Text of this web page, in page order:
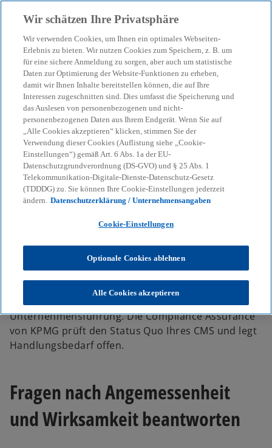
menu search
Compliance Assurance
Compliance Management Systeme: Elemente,
Bedeutung für Ihr Unternehmen und daraus
resultierende Vorteile
KPMG Dienstleistungen
Audit
Sustainability Reporting & Governance
Compliance
Compliance Assurance
Compliance Management Systeme (CMS) haben sich
in der unternehmerischen Praxis etabliert, um
gesetzlichen und regulatorischen Anforderungen
gerecht zu werden. CMS sind angesichts der
zahlreichen zu beobachtenden Compliance-Fälle
ratsam als fester Bestandteil einer guten
Unternehmensführung. Die Compliance Assurance
von KPMG prüft den Status Quo Ihres CMS und legt
Handlungsbedarf offen.
Fragen nach Angemessenheit
und Wirksamkeit beantworten
Wir schätzen Ihre Privatsphäre
Wir verwenden Cookies, um Ihnen ein optimales Webseiten-
Erlebnis zu bieten. Wir nutzen Cookies zum Speichern, z. B. um
für eine sichere Anmeldung zu sorgen, aber auch um statistische
Daten zur Optimierung der Website-Funktionen zu erheben,
damit wir Ihnen Inhalte bereitstellen können, die auf Ihre
Interessen zugeschnitten sind. Dies umfasst die Speicherung und
das Auslesen von personenbezogenen und nicht-
personenbezogenen Daten aus Ihrem Endgerät. Wenn Sie auf
„Alle Cookies akzeptieren“ klicken, stimmen Sie der
Verwendung dieser Cookies (Auflistung siehe „Cookie-
Einstellungen“) gemäß Art. 6 Abs. 1a der EU-
Datenschutzgrundverordnung (DS-GVO) und § 25 Abs. 1
Telekommunikation-Digitale-Dienste-Datenschutz-Gesetz
(TDDDG) zu. Sie können Ihre Cookie-Einstellungen jederzeit
ändern. Datenschutzerklärung / Unternehmensangaben
Cookie-Einstellungen
Optionale Cookies ablehnen
Alle Cookies akzeptieren